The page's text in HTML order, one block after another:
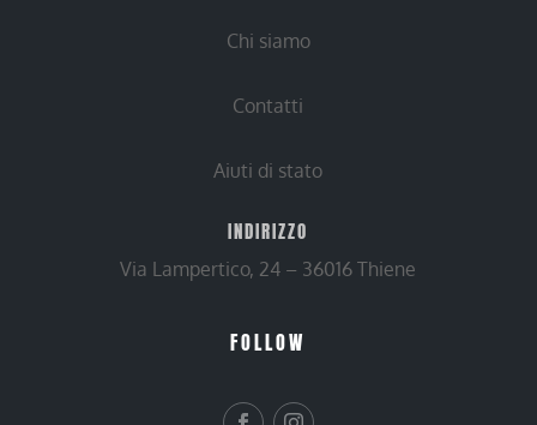
Chi siamo
Contatti
Aiuti di stato
INDIRIZZO
Via Lampertico, 24 – 36016 Thiene
FOLLOW